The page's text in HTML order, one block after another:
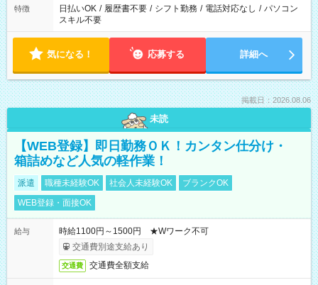
特徴 日払いOK / 履歴書不要 / シフト勤務 / 電話対応なし / パソコン
スキル不要
気になる！ 応募する 詳細へ
掲載日：2026.08.06
未読
【WEB登録】即日勤務ＯＫ！カンタン仕分け・
箱詰めなど人気の軽作業！
派遣 職種未経験OK 社会人未経験OK
ブランクOK
WEB登録・面接OK
給与
時給1100円～1500円 ★Wワーク不可
交通費別途支給あり
交通費 交通費全額支給